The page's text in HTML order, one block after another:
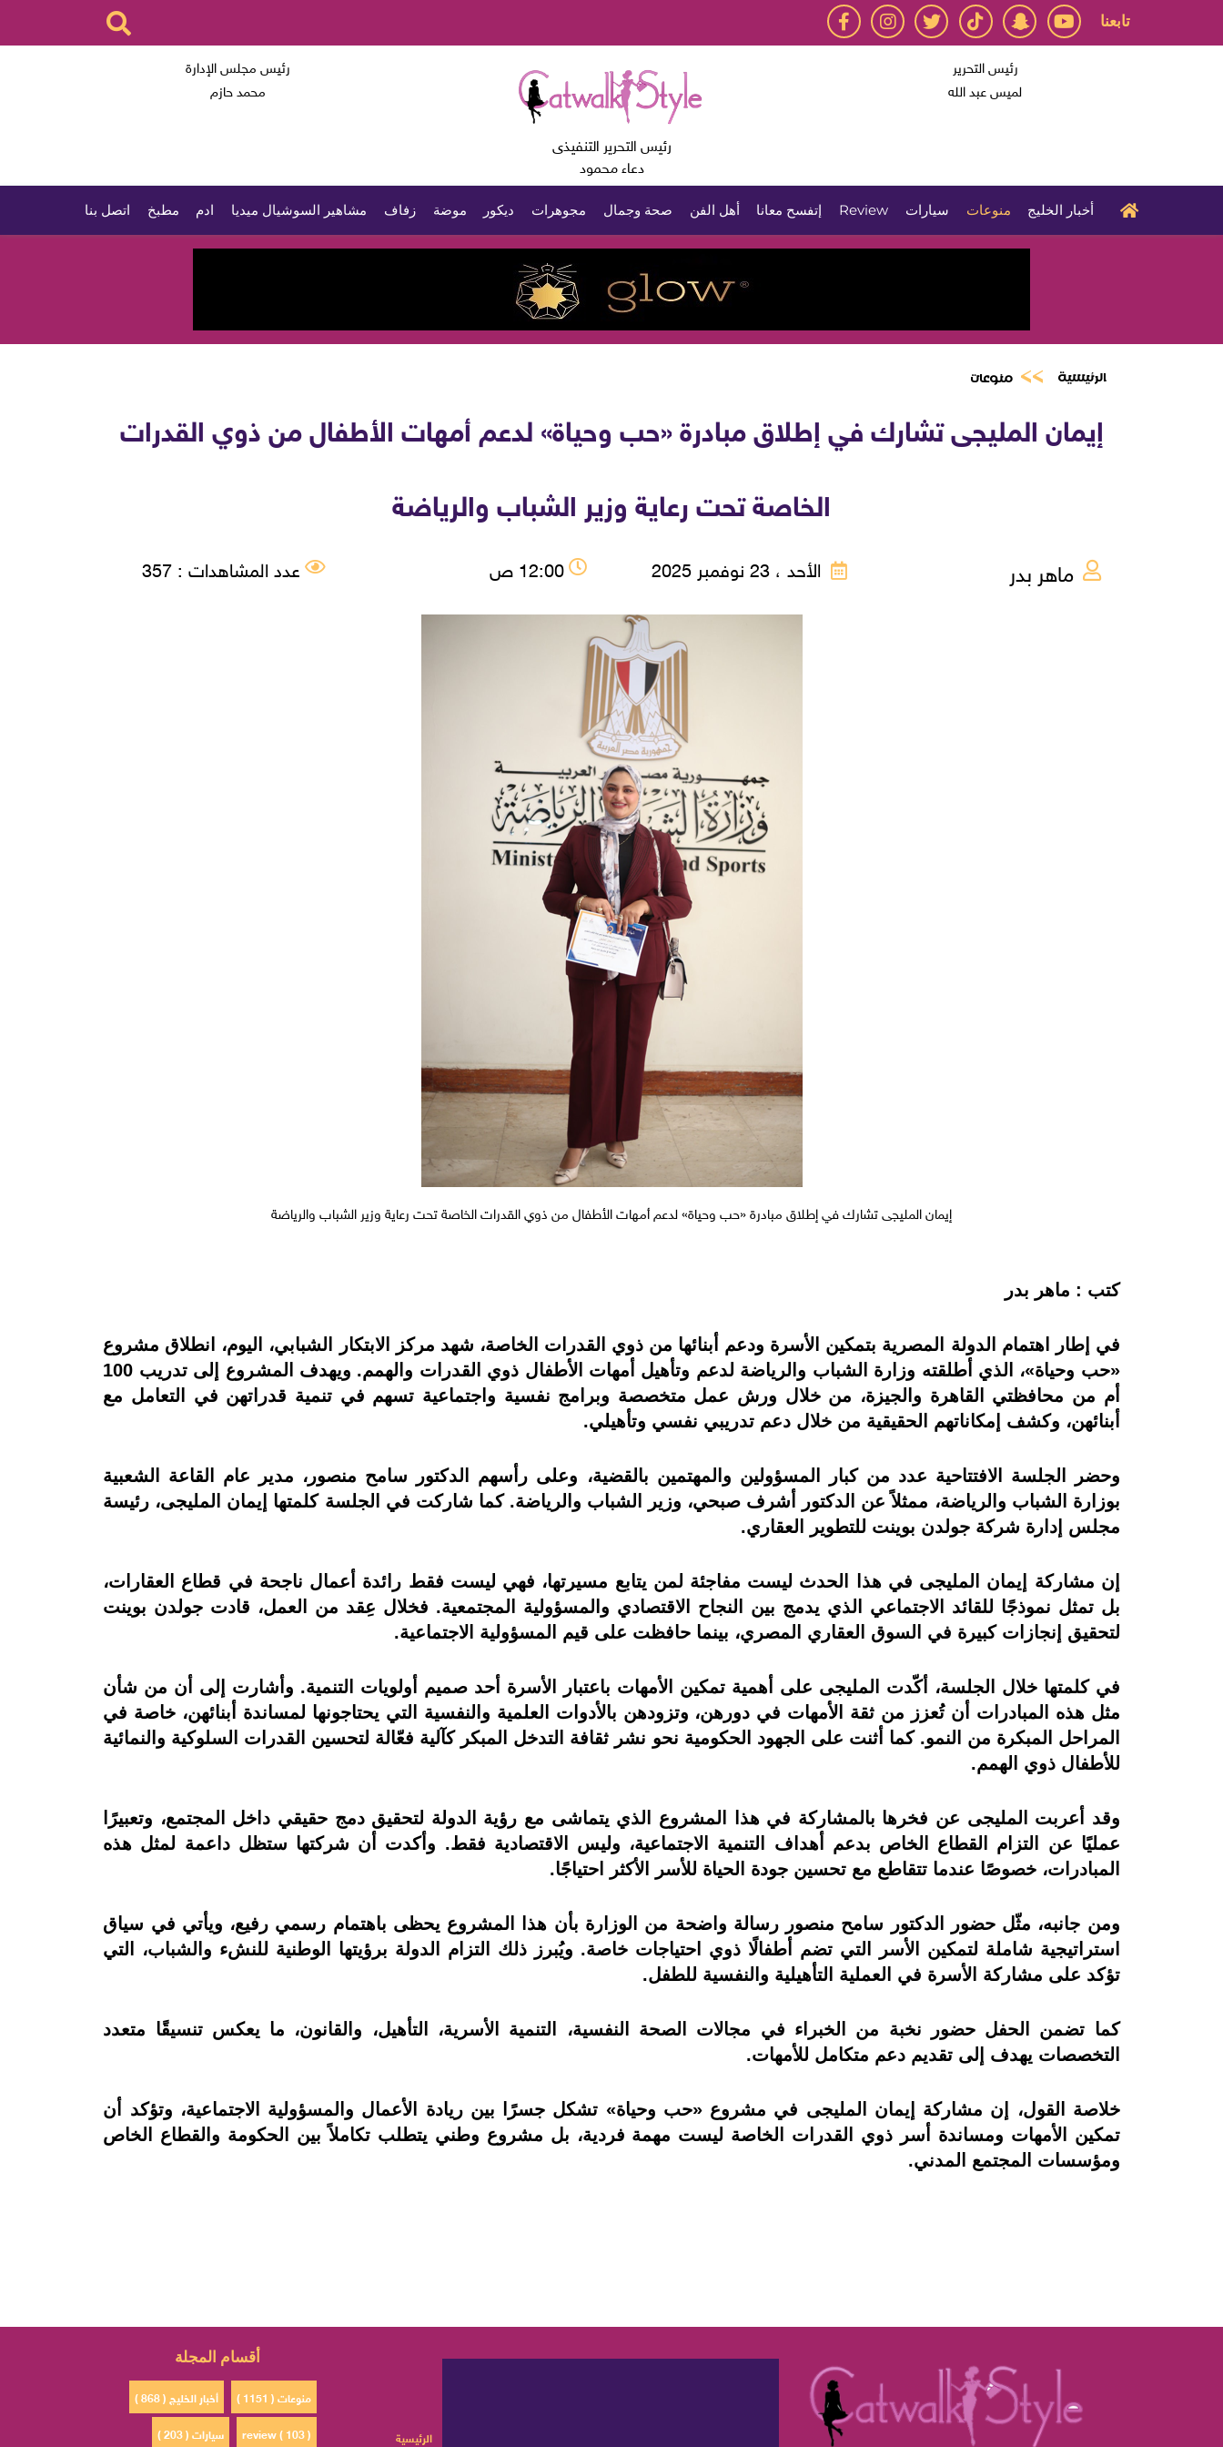
تابعنا
رئيس التحرير
لميس عبد الله
رئيس التحرير التنفيذى
دعاء محمود
رئيس مجلس الإدارة
محمد حازم
أخبار الخليج منوعات سيارات Review إتفسح معانا أهل الفن صحة وجمال مجوهرات ديكور موضة زفاف مشاهير السوشيال ميديا ادم مطبخ اتصل بنا
الرئيسية منوعات
إيمان المليجى تشارك في إطلاق مبادرة «حب وحياة» لدعم أمهات الأطفال من ذوي القدرات
الخاصة تحت رعاية وزير الشباب والرياضة
ماهر بدر الأحد ، 23 نوفمبر 2025 12:00 ص عدد المشاهدات : 357
إيمان المليجى تشارك في إطلاق مبادرة «حب وحياة» لدعم أمهات الأطفال من ذوي القدرات الخاصة تحت رعاية وزير الشباب والرياضة
كتب : ماهر بدر
في إطار اهتمام الدولة المصرية بتمكين الأسرة ودعم أبنائها من ذوي القدرات الخاصة، شهد مركز الابتكار الشبابي، اليوم، انطلاق مشروع
«حب وحياة»، الذي أطلقته وزارة الشباب والرياضة لدعم وتأهيل أمهات الأطفال ذوي القدرات والهمم. ويهدف المشروع إلى تدريب 100
أم من محافظتي القاهرة والجيزة، من خلال ورش عمل متخصصة وبرامج نفسية واجتماعية تسهم في تنمية قدراتهن في التعامل مع
أبنائهن، وكشف إمكاناتهم الحقيقية من خلال دعم تدريبي نفسي وتأهيلي.
وحضر الجلسة الافتتاحية عدد من كبار المسؤولين والمهتمين بالقضية، وعلى رأسهم الدكتور سامح منصور، مدير عام القاعة الشعبية
بوزارة الشباب والرياضة، ممثلاً عن الدكتور أشرف صبحي، وزير الشباب والرياضة. كما شاركت في الجلسة كلمتها إيمان المليجى، رئيسة
مجلس إدارة شركة جولدن بوينت للتطوير العقاري.
إن مشاركة إيمان المليجى في هذا الحدث ليست مفاجئة لمن يتابع مسيرتها، فهي ليست فقط رائدة أعمال ناجحة في قطاع العقارات،
بل تمثل نموذجًا للقائد الاجتماعي الذي يدمج بين النجاح الاقتصادي والمسؤولية المجتمعية. فخلال عِقد من العمل، قادت جولدن بوينت
لتحقيق إنجازات كبيرة في السوق العقاري المصري، بينما حافظت على قيم المسؤولية الاجتماعية.
في كلمتها خلال الجلسة، أكّدت المليجى على أهمية تمكين الأمهات باعتبار الأسرة أحد صميم أولويات التنمية. وأشارت إلى أن من شأن
مثل هذه المبادرات أن تُعزز من ثقة الأمهات في دورهن، وتزودهن بالأدوات العلمية والنفسية التي يحتاجونها لمساندة أبنائهن، خاصة في
المراحل المبكرة من النمو. كما أثنت على الجهود الحكومية نحو نشر ثقافة التدخل المبكر كآلية فعّالة لتحسين القدرات السلوكية والنمائية
للأطفال ذوي الهمم.
وقد أعربت المليجى عن فخرها بالمشاركة في هذا المشروع الذي يتماشى مع رؤية الدولة لتحقيق دمج حقيقي داخل المجتمع، وتعبيرًا
عمليًا عن التزام القطاع الخاص بدعم أهداف التنمية الاجتماعية، وليس الاقتصادیة فقط. وأكدت أن شركتها ستظل داعمة لمثل هذه
المبادرات، خصوصًا عندما تتقاطع مع تحسين جودة الحياة للأسر الأكثر احتياجًا.
ومن جانبه، مثّل حضور الدكتور سامح منصور رسالة واضحة من الوزارة بأن هذا المشروع يحظى باهتمام رسمي رفيع، ويأتي في سياق
استراتيجية شاملة لتمكين الأسر التي تضم أطفالًا ذوي احتياجات خاصة. ويُبرز ذلك التزام الدولة برؤيتها الوطنية للنشء والشباب، التي
تؤكد على مشاركة الأسرة في العملية التأهيلية والنفسية للطفل.
كما تضمن الحفل حضور نخبة من الخبراء في مجالات الصحة النفسية، التنمية الأسرية، التأهيل، والقانون، ما يعكس تنسيقًا متعدد
التخصصات يهدف إلى تقديم دعم متكامل للأمهات.
خلاصة القول، إن مشاركة إيمان المليجى في مشروع «حب وحياة» تشكل جسرًا بين ريادة الأعمال والمسؤولية الاجتماعية، وتؤكد أن
تمكين الأمهات ومساندة أسر ذوي القدرات الخاصة ليست مهمة فردية، بل مشروع وطني يتطلب تكاملاً بين الحكومة والقطاع الخاص
ومؤسسات المجتمع المدني.
أقسام المجلة
أخبار الخليج ( 868 )
منوعات ( 1151 )
سيارات ( 203 )
review ( 103 ) الرئيسية